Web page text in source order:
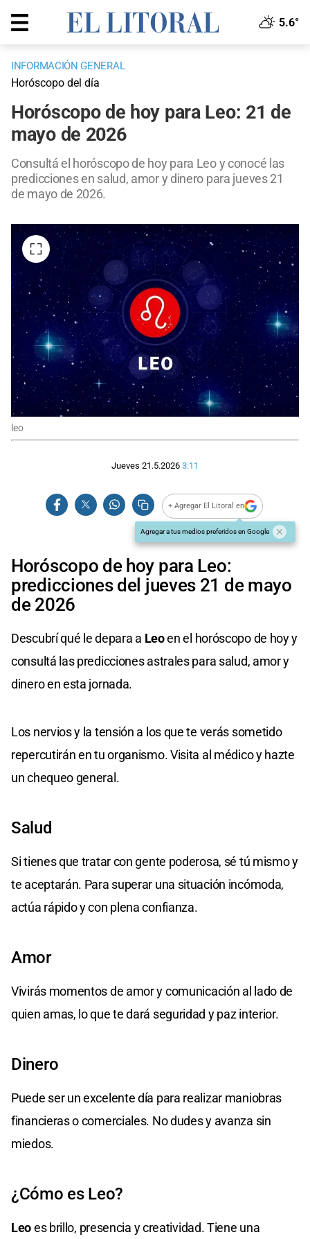
5.6°
INFORMACIÓN GENERAL
Horóscopo del día
Horóscopo de hoy para Leo: 21 de
mayo de 2026
Consultá el horóscopo de hoy para Leo y conocé las
predicciones en salud, amor y dinero para jueves 21
de mayo de 2026.
leo
Jueves 21.5.2026 3:11
+ Agregar El Litoral en
Agregar a tus medios preferidos en Google
Horóscopo de hoy para Leo:
predicciones del jueves 21 de mayo
de 2026
Descubrí qué le depara a Leoen el horóscopo de hoy y
consultá las predicciones astrales para salud, amor y
dinero en esta jornada.
Los nervios y la tensión a los que te verás sometido
repercutirán en tu organismo. Visita al médico y hazte
un chequeo general.
Salud
Si tienes que tratar con gente poderosa, sé tú mismo y
te aceptarán. Para superar una situación incómoda,
actúa rápido y con plena confianza.
Amor
Vivirás momentos de amor y comunicación al lado de
quien amas, lo que te dará seguridad y paz interior.
Dinero
Puede ser un excelente día para realizar maniobras
financieras o comerciales. No dudes y avanza sin
miedos.
¿Cómo es Leo?
Leoes brillo, presencia y creatividad. Tiene una